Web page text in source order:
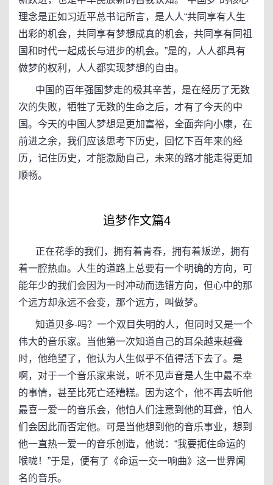
理念是正如习近平总书记所言，是人人“共同享有人生
出彩的机会，共同享有梦想成真的机会，共同享有同祖
国和时代一起成长与进步的机会。”是的，人人都具有
做梦的权利，人人都实现梦想的自由。
中国的百年强国梦走的极其辛苦，是在经历了无数
次的失败，牺牲了无数的生命之后，才有了今天的中
国。今天的中国人梦想是更加富裕，全面奔向小康，在
前进之余，我们应该思考下历史，回忆下百年来的经
历，记住历史，才能激励自己，未来的路才能走得更加
顺畅。
追梦作文篇4
正在花季的我们，拥有着青春，拥有着叛逆，拥有
着一腔热血。人生的道路上总要有一个明确的方向，可
能年少的我们会因为一时冲动而选错方向，但心中的那
个远方却永远不会变，那个远方，叫做梦。
知道贝多-吗？一个双目失明的人，但同时又是一个
伟大的音乐家。当他第一次知道自己的耳朵越来越聋
时，他绝望了，他认为人生似乎不值得活下去了。是
啊，对于一个音乐家来说，听不见声音是人生中最不幸
的事情，甚至比死亡还糟糕。因为这个，他不再去听他
最喜一爱一的音乐会，他怕人们注意到他的耳聋，怕人
们会因此而否定他。可是当他想到他的音乐事业，想到
他一直热一爱一的音乐创造，他说：“我要扼住命运的
喉咙！”于是，便有了《命运一交一响曲》这一世界闻
名的音乐。